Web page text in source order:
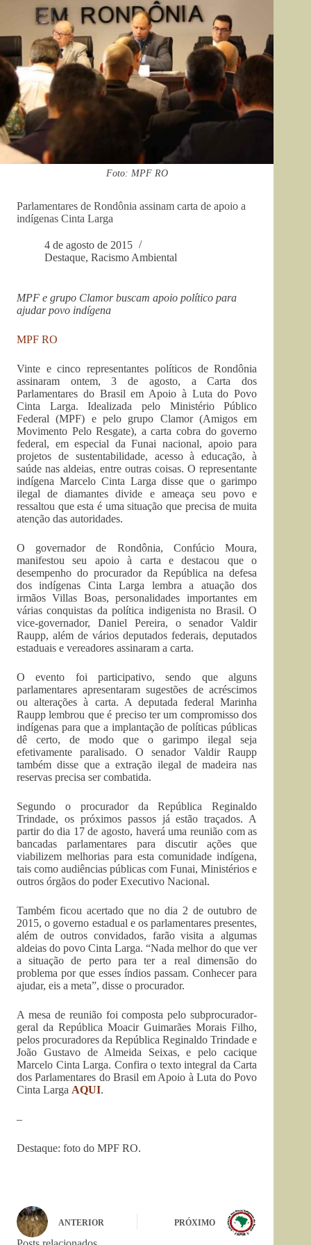
Foto: MPF RO
Parlamentares de Rondônia assinam carta de apoio a
indígenas Cinta Larga
4 de agosto de 2015
Destaque, Racismo Ambiental
MPF e grupo Clamor buscam apoio político para
ajudar povo indígena
MPF RO
Vinte e cinco representantes políticos de Rondônia
assinaram ontem, 3 de agosto, a Carta dos
Parlamentares do Brasil em Apoio à Luta do Povo
Cinta Larga. Idealizada pelo Ministério Público
Federal (MPF) e pelo grupo Clamor (Amigos em
Movimento Pelo Resgate), a carta cobra do governo
federal, em especial da Funai nacional, apoio para
projetos de sustentabilidade, acesso à educação, à
saúde nas aldeias, entre outras coisas. O representante
indígena Marcelo Cinta Larga disse que o garimpo
ilegal de diamantes divide e ameaça seu povo e
ressaltou que esta é uma situação que precisa de muita
atenção das autoridades.
O governador de Rondônia, Confúcio Moura,
manifestou seu apoio à carta e destacou que o
desempenho do procurador da República na defesa
dos indígenas Cinta Larga lembra a atuação dos
irmãos Villas Boas, personalidades importantes em
várias conquistas da política indigenista no Brasil. O
vice-governador, Daniel Pereira, o senador Valdir
Raupp, além de vários deputados federais, deputados
estaduais e vereadores assinaram a carta.
O evento foi participativo, sendo que alguns
parlamentares apresentaram sugestões de acréscimos
ou alterações à carta. A deputada federal Marinha
Raupp lembrou que é preciso ter um compromisso dos
indígenas para que a implantação de políticas públicas
dê certo, de modo que o garimpo ilegal seja
efetivamente paralisado. O senador Valdir Raupp
também disse que a extração ilegal de madeira nas
reservas precisa ser combatida.
Segundo o procurador da República Reginaldo
Trindade, os próximos passos já estão traçados. A
partir do dia 17 de agosto, haverá uma reunião com as
bancadas parlamentares para discutir ações que
viabilizem melhorias para esta comunidade indígena,
tais como audiências públicas com Funai, Ministérios e
outros órgãos do poder Executivo Nacional.
Também ficou acertado que no dia 2 de outubro de
2015, o governo estadual e os parlamentares presentes,
além de outros convidados, farão visita a algumas
aldeias do povo Cinta Larga. “Nada melhor do que ver
a situação de perto para ter a real dimensão do
problema por que esses índios passam. Conhecer para
ajudar, eis a meta”, disse o procurador.
A mesa de reunião foi composta pelo subprocurador-
geral da República Moacir Guimarães Morais Filho,
pelos procuradores da República Reginaldo Trindade e
João Gustavo de Almeida Seixas, e pelo cacique
Marcelo Cinta Larga. Confira o texto integral da Carta
dos Parlamentares do Brasil em Apoio à Luta do Povo
Cinta Larga AQUI.
–
Destaque: foto do MPF RO.
ANTERIOR PRÓXIMO